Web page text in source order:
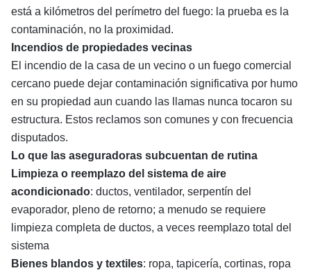
está a kilómetros del perímetro del fuego: la prueba es la
contaminación, no la proximidad.
Incendios de propiedades vecinas
El incendio de la casa de un vecino o un fuego comercial
cercano puede dejar contaminación significativa por humo
en su propiedad aun cuando las llamas nunca tocaron su
estructura. Estos reclamos son comunes y con frecuencia
disputados.
Lo que las aseguradoras subcuentan de rutina
Limpieza o reemplazo del sistema de aire
acondicionado: ductos, ventilador, serpentín del
evaporador, pleno de retorno; a menudo se requiere
limpieza completa de ductos, a veces reemplazo total del
sistema
Bienes blandos y textiles: ropa, tapicería, cortinas, ropa